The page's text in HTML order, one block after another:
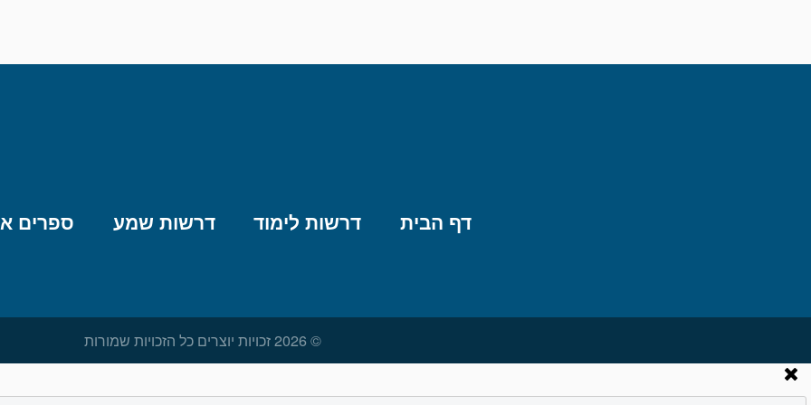
דף הבית דרשות לימוד דרשות שמע ספרים
© 2026 זכויות יוצרים כל הזכויות שמורות